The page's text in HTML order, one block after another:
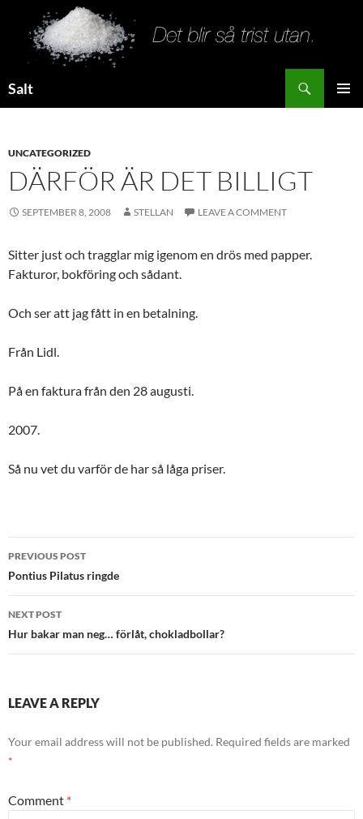
Salt
UNCATEGORIZED
DÄRFÖR ÄR DET BILLIGT
SEPTEMBER 8, 2008 STELLAN LEAVE A COMMENT
Sitter just och tragglar mig igenom en drös med papper.
Fakturor, bokföring och sådant.
Och ser att jag fått in en betalning.
Från Lidl.
På en faktura från den 28 augusti.
2007.
Så nu vet du varför de har så låga priser.
Post
navigation
PREVIOUS POST
Pontius Pilatus ringde
NEXT POST
Hur bakar man neg… förlåt, chokladbollar?
LEAVE A REPLY
Your email address will not be published. Required fields are marked
*
Comment *